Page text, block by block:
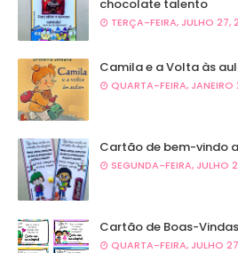
chocolate talento
TERÇA-FEIRA, JULHO 27,
Camila e a Volta às
QUARTA-FEIRA, JANEIRO
Cartão de bem-vindo
SEGUNDA-FEIRA, JULHO
Cartão de Boas-
QUARTA-FEIRA, JULHO